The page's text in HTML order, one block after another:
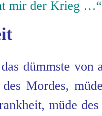
mir der Krieg
dümmste
Mordes,
müde